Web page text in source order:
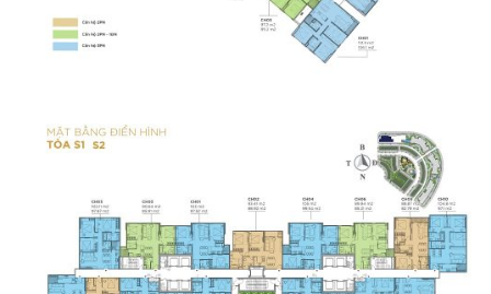
… giúp cư dân sống tại Ricca thuận lợi di chuyển đến các
quận, huyện khác nhau trong thành phố cũng như các
Vị trí dự án Ricca còn cách trục đường Nguyễn Duy Trinh
550m, gần cao tốc TP.HCM – Long Thành – Dầu Giây, có
thể di chuyển nhanh chóng đến Trung tâm tài chính mới
Thủ Thiêm trong vòng 12 – 15 phút đi xe máy, kết nối
toàn bộ trung tâm Quận 9 trong vòng bán kính 3km. Bên